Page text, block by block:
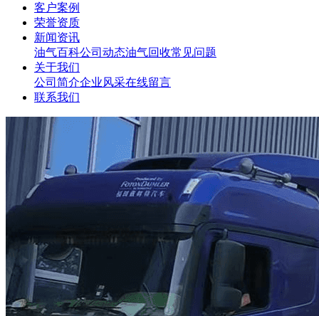
客户案例
荣誉资质
新闻资讯
油气百科公司动态油气回收常见问题
关于我们
公司简介企业风采在线留言
联系我们